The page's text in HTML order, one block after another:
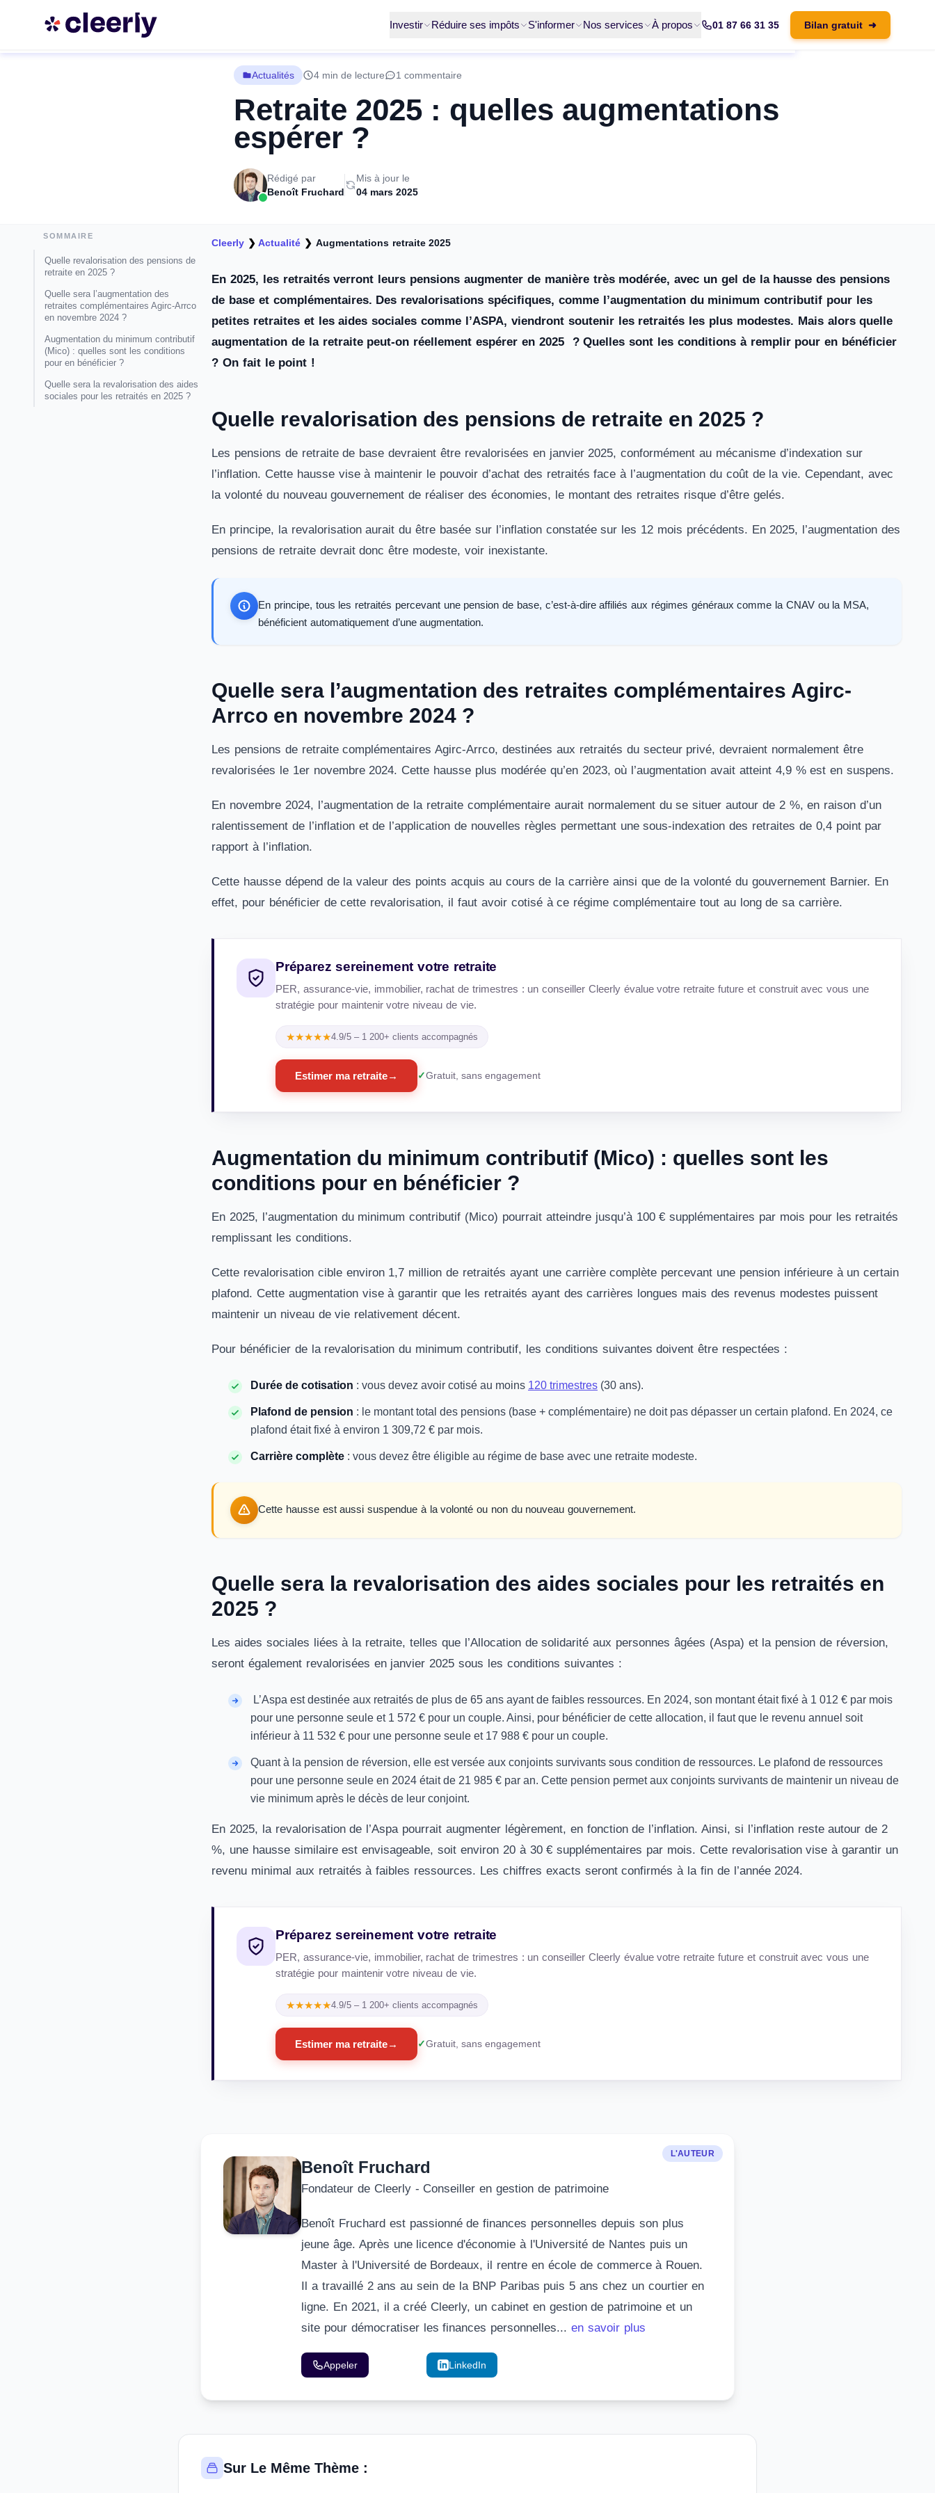
Investir Réduire ses impôts S'informer Nos services À propos 01 87 66 31 35 Bilan gratuit ➜
Actualités 4 min de lecture 1 commentaire
Retraite 2025 : quelles augmentations
espérer ?
Rédigé par
Benoît Fruchard
Mis à jour le
04 mars 2025
SOMMAIRE
Quelle revalorisation des pensions de
retraite en 2025 ?
Quelle sera l’augmentation des
retraites complémentaires Agirc-Arrco
en novembre 2024 ?
Augmentation du minimum contributif
(Mico) : quelles sont les conditions
pour en bénéficier ?
Quelle sera la revalorisation des aides
sociales pour les retraités en 2025 ?
Cleerly ❯Actualité ❯ Augmentations retraite 2025
En 2025, les retraités verront leurs pensions augmenter de manière très modérée, avec un gel de la hausse des pensions
de base et complémentaires. Des revalorisations spécifiques, comme l’augmentation du minimum contributif pour les
petites retraites et les aides sociales comme l’ASPA, viendront soutenir les retraités les plus modestes. Mais alors quelle
augmentation de la retraite peut-on réellement espérer en 2025 ? Quelles sont les conditions à remplir pour en bénéficier
? On fait le point !
Quelle revalorisation des pensions de retraite en 2025 ?
Les pensions de retraite de base devraient être revalorisées en janvier 2025, conformément au mécanisme d’indexation sur
l’inflation. Cette hausse vise à maintenir le pouvoir d’achat des retraités face à l’augmentation du coût de la vie. Cependant, avec
la volonté du nouveau gouvernement de réaliser des économies, le montant des retraites risque d’être gelés.
En principe, la revalorisation aurait du être basée sur l’inflation constatée sur les 12 mois précédents. En 2025, l’augmentation des
pensions de retraite devrait donc être modeste, voir inexistante.
En principe, tous les retraités percevant une pension de base, c’est-à-dire affiliés aux régimes généraux comme la CNAV ou la MSA,
bénéficient automatiquement d’une augmentation.
Quelle sera l’augmentation des retraites complémentaires Agirc-
Arrco en novembre 2024 ?
Les pensions de retraite complémentaires Agirc-Arrco, destinées aux retraités du secteur privé, devraient normalement être
revalorisées le 1er novembre 2024. Cette hausse plus modérée qu’en 2023, où l’augmentation avait atteint 4,9 % est en suspens.
En novembre 2024, l’augmentation de la retraite complémentaire aurait normalement du se situer autour de 2 %, en raison d’un
ralentissement de l’inflation et de l’application de nouvelles règles permettant une sous-indexation des retraites de 0,4 point par
rapport à l’inflation.
Cette hausse dépend de la valeur des points acquis au cours de la carrière ainsi que de la volonté du gouvernement Barnier. En
effet, pour bénéficier de cette revalorisation, il faut avoir cotisé à ce régime complémentaire tout au long de sa carrière.
Préparez sereinement votre retraite
PER, assurance-vie, immobilier, rachat de trimestres : un conseiller Cleerly évalue votre retraite future et construit avec vous une
stratégie pour maintenir votre niveau de vie.
★★★★★4.9/5 – 1 200+ clients accompagnés
Estimer ma retraite→ Gratuit, sans engagement
Augmentation du minimum contributif (Mico) : quelles sont les
conditions pour en bénéficier ?
En 2025, l’augmentation du minimum contributif (Mico) pourrait atteindre jusqu’à 100 € supplémentaires par mois pour les retraités
remplissant les conditions.
Cette revalorisation cible environ 1,7 million de retraités ayant une carrière complète percevant une pension inférieure à un certain
plafond. Cette augmentation vise à garantir que les retraités ayant des carrières longues mais des revenus modestes puissent
maintenir un niveau de vie relativement décent.
Pour bénéficier de la revalorisation du minimum contributif, les conditions suivantes doivent être respectées :
Durée de cotisation : vous devez avoir cotisé au moins 120 trimestres (30 ans).
Plafond de pension : le montant total des pensions (base + complémentaire) ne doit pas dépasser un certain plafond. En 2024, ce
plafond était fixé à environ 1 309,72 € par mois.
Carrière complète : vous devez être éligible au régime de base avec une retraite modeste​.
Cette hausse est aussi suspendue à la volonté ou non du nouveau gouvernement.
Quelle sera la revalorisation des aides sociales pour les retraités en
2025 ?
Les aides sociales liées à la retraite, telles que l’Allocation de solidarité aux personnes âgées (Aspa) et la pension de réversion,
seront également revalorisées en janvier 2025 sous les conditions suivantes :
L’Aspa est destinée aux retraités de plus de 65 ans ayant de faibles ressources. En 2024, son montant était fixé à 1 012 € par mois
pour une personne seule et 1 572 € pour un couple. Ainsi, pour bénéficier de cette allocation, il faut que le revenu annuel soit
inférieur à 11 532 € pour une personne seule et 17 988 € pour un couple.
Quant à la pension de réversion, elle est versée aux conjoints survivants sous condition de ressources. Le plafond de ressources
pour une personne seule en 2024 était de 21 985 € par an. Cette pension permet aux conjoints survivants de maintenir un niveau de
vie minimum après le décès de leur conjoint​.
En 2025, la revalorisation de l’Aspa pourrait augmenter légèrement, en fonction de l’inflation. Ainsi, si l’inflation reste autour de 2
%, une hausse similaire est envisageable, soit environ 20 à 30 € supplémentaires par mois. Cette revalorisation vise à garantir un
revenu minimal aux retraités à faibles ressources. Les chiffres exacts seront confirmés à la fin de l’année 2024.
Préparez sereinement votre retraite
PER, assurance-vie, immobilier, rachat de trimestres : un conseiller Cleerly évalue votre retraite future et construit avec vous une
stratégie pour maintenir votre niveau de vie.
★★★★★4.9/5 – 1 200+ clients accompagnés
Estimer ma retraite→ Gratuit, sans engagement
L'AUTEUR
Benoît Fruchard
Fondateur de Cleerly - Conseiller en gestion de patrimoine
Benoît Fruchard est passionné de finances personnelles depuis son plus
jeune âge. Après une licence d'économie à l'Université de Nantes puis un
Master à l'Université de Bordeaux, il rentre en école de commerce à Rouen.
Il a travaillé 2 ans au sein de la BNP Paribas puis 5 ans chez un courtier en
ligne. En 2021, il a créé Cleerly, un cabinet en gestion de patrimoine et un
site pour démocratiser les finances personnelles...en savoir plus
Appeler LinkedIn
Sur Le Même Thème :